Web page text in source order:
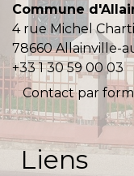
Commune
4 rue Michel
78660 Allainville-
+33 1 30 59 00 03
Contact par
Liens